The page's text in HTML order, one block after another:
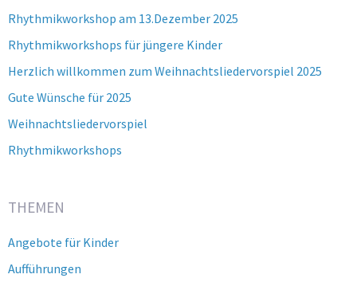
Rhythmikworkshop am 13.Dezember 2025
Rhythmikworkshops für jüngere Kinder
Herzlich willkommen zum Weihnachtsliedervorspiel 2025
Gute Wünsche für 2025
Weihnachtsliedervorspiel
Rhythmikworkshops
THEMEN
Angebote für Kinder
Aufführungen